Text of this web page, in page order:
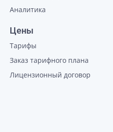
Аналитика
Цены
Тарифы
Заказ тарифного плана
Лицензионный договор